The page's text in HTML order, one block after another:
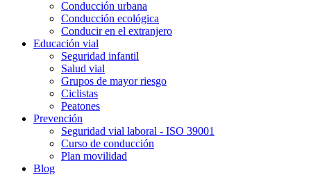
Conducción urbana
Conducción ecológica
Conducir en el extranjero
Educación vial
Seguridad infantil
Salud vial
Grupos de mayor riesgo
Ciclistas
Peatones
Prevención
Seguridad vial laboral - ISO 39001
Curso de conducción
Plan movilidad
Blog